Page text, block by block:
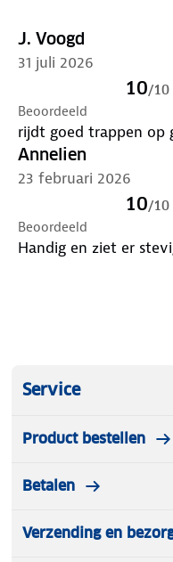
J. Voogd
31 juli 2026
10/10
Beoordeeld
rijdt goed trappen op
Annelien
23 februari 2026
10/10
Beoordeeld
Handig en ziet er
Service
Product bestellen
Betalen
Verzending en